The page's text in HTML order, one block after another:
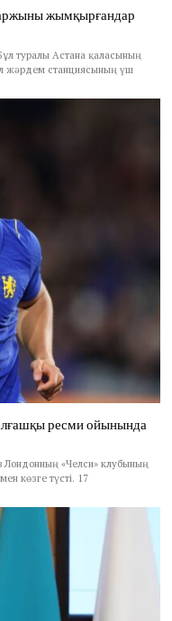
жымқырғандар
туралы Астана қаласының
жәрдем станциясының үш
ресми ойынында
«Челси» клубының
көзге түсті. 17